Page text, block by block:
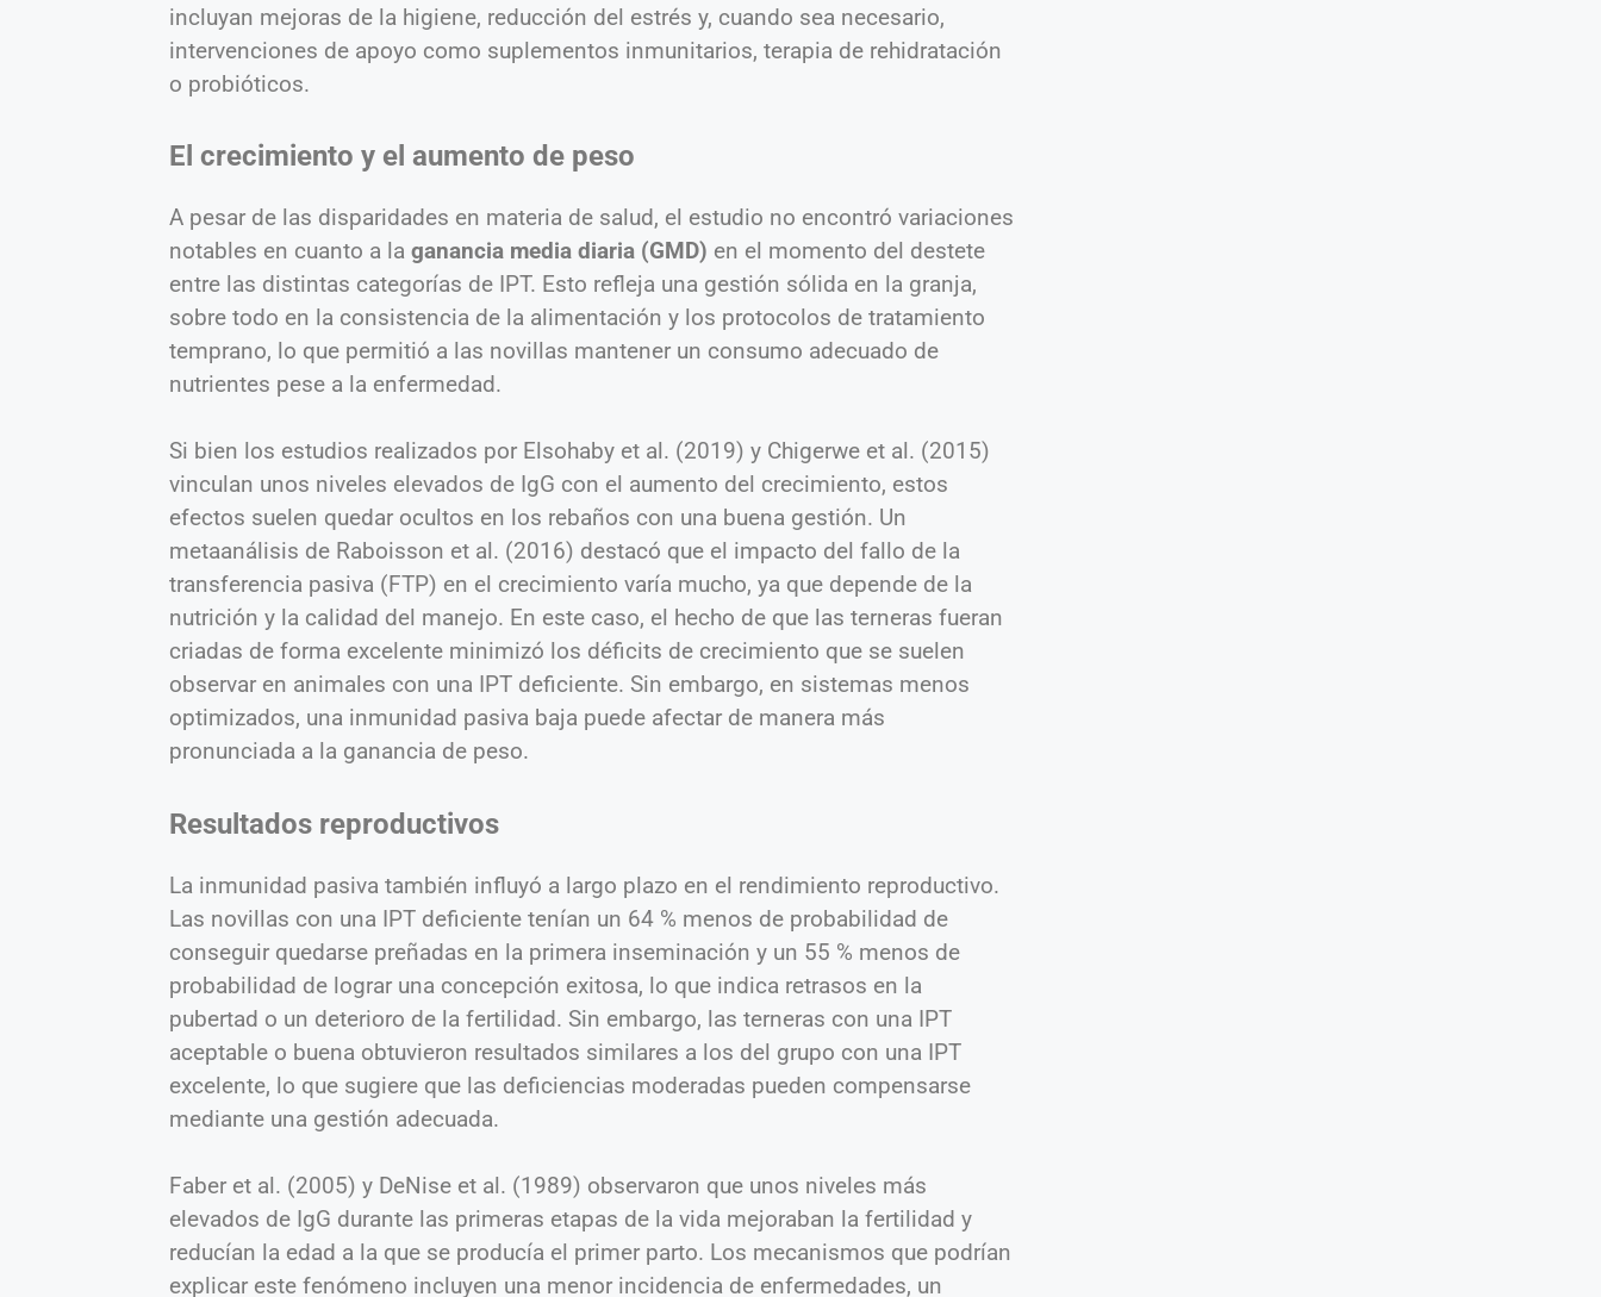
incluyan mejoras de la higiene, reducción del estrés y, cuando sea necesario,
intervenciones de apoyo como suplementos inmunitarios, terapia de rehidratación
o probióticos.
El crecimiento y el aumento de peso
A pesar de las disparidades en materia de salud, el estudio no encontró variaciones
notables en cuanto a la ganancia media diaria (GMD) en el momento del destete
entre las distintas categorías de IPT. Esto refleja una gestión sólida en la granja,
sobre todo en la consistencia de la alimentación y los protocolos de tratamiento
temprano, lo que permitió a las novillas mantener un consumo adecuado de
nutrientes pese a la enfermedad.
Si bien los estudios realizados por Elsohaby et al. (2019) y Chigerwe et al. (2015)
vinculan unos niveles elevados de IgG con el aumento del crecimiento, estos
efectos suelen quedar ocultos en los rebaños con una buena gestión. Un
metaanálisis de Raboisson et al. (2016) destacó que el impacto del fallo de la
transferencia pasiva (FTP) en el crecimiento varía mucho, ya que depende de la
nutrición y la calidad del manejo. En este caso, el hecho de que las terneras fueran
criadas de forma excelente minimizó los déficits de crecimiento que se suelen
observar en animales con una IPT deficiente. Sin embargo, en sistemas menos
optimizados, una inmunidad pasiva baja puede afectar de manera más
pronunciada a la ganancia de peso.
Resultados reproductivos
La inmunidad pasiva también influyó a largo plazo en el rendimiento reproductivo.
Las novillas con una IPT deficiente tenían un 64 % menos de probabilidad de
conseguir quedarse preñadas en la primera inseminación y un 55 % menos de
probabilidad de lograr una concepción exitosa, lo que indica retrasos en la
pubertad o un deterioro de la fertilidad. Sin embargo, las terneras con una IPT
aceptable o buena obtuvieron resultados similares a los del grupo con una IPT
excelente, lo que sugiere que las deficiencias moderadas pueden compensarse
mediante una gestión adecuada.
Faber et al. (2005) y DeNise et al. (1989) observaron que unos niveles más
elevados de IgG durante las primeras etapas de la vida mejoraban la fertilidad y
reducían la edad a la que se producía el primer parto. Los mecanismos que podrían
explicar este fenómeno incluyen una menor incidencia de enfermedades, un